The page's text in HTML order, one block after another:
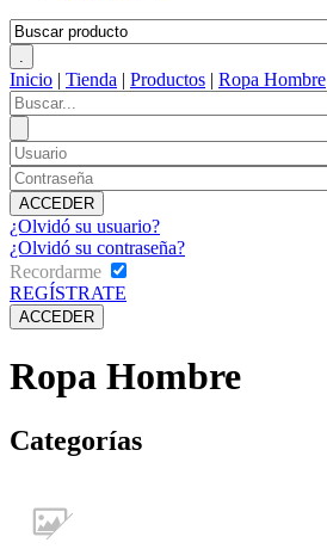
Inicio | Tienda | Productos | Ropa Hombre
¿Olvidó su usuario?
¿Olvidó su contraseña?
Recordarme
REGÍSTRATE
Ropa Hombre
Categorías